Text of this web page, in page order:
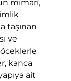
mimarî,
taşınan
ve
kanca
ait